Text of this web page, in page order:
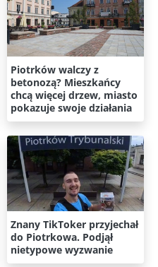
Piotrków walczy z
betonozą? Mieszkańcy
chcą więcej drzew, miasto
pokazuje swoje działania
Znany TikToker przyjechał
do Piotrkowa. Podjął
nietypowe wyzwanie